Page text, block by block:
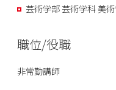
芸術学部 芸術学科 美
職位/役職
非常勤講師